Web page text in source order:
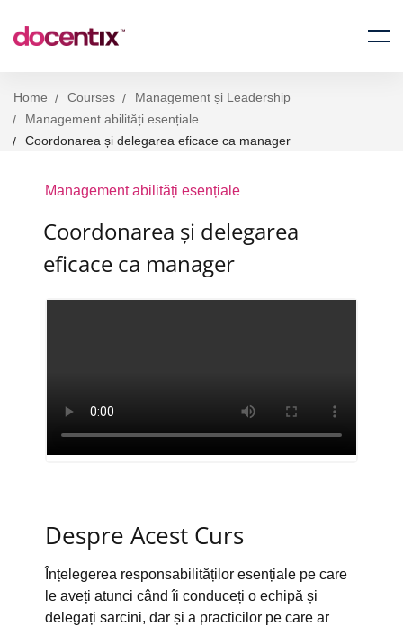
Home Courses
Management și Leadership
Management abilități esențiale
Coordonarea și delegarea eficace ca manager
Management abilități esențiale
Coordonarea și delegarea
eficace ca manager
Despre Acest Curs
Înțelegerea responsabilităților esențiale pe care
le aveți atunci când îi conduceți o echipă și
delegați sarcini, dar și a practicilor pe care ar